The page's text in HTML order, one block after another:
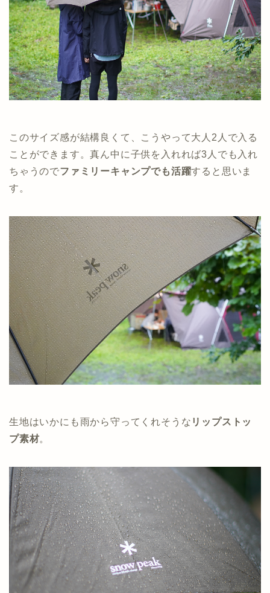
このサイズ感が結構良くて、こうやって大人2人で入る
ことができます。真ん中に子供を入れれば3人でも入れ
ちゃうのでファミリーキャンプでも活躍すると思いま
す。
生地はいかにも雨から守ってくれそうな リップストッ
プ素材。